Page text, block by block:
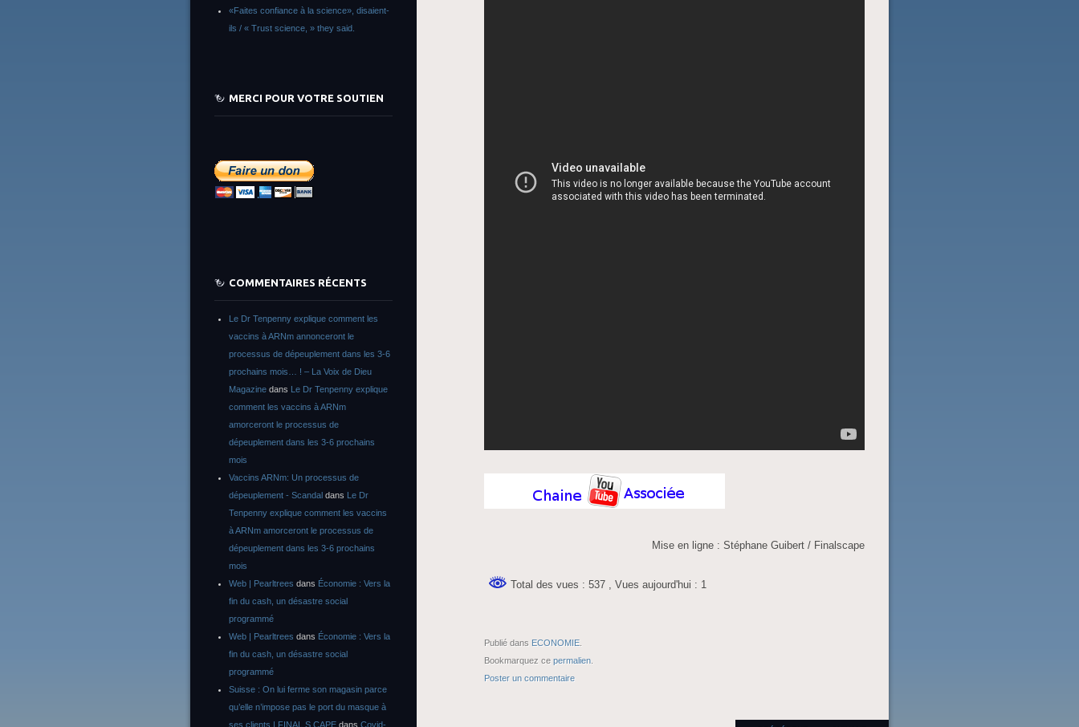
Mise en ligne : Stéphane Guibert / Finalscape
Total des vues : 537 , Vues aujourd'hui : 1
Publié dans ECONOMIE
Bookmarquez ce permalien
Poster un commentaire
«Faites confiance à la science», disaient-
ils / « Trust science, » they said.
MERCI POUR VOTRE SOUTIEN
COMMENTAIRES RÉCENTS
Le Dr Tenpenny explique comment les
vaccins à ARNm annonceront le
processus de dépeuplement dans les 3-6
prochains mois… ! – La Voix de Dieu
Magazine dans Le Dr Tenpenny explique
comment les vaccins à ARNm
amorceront le processus de
dépeuplement dans les 3-6 prochains
mois
Vaccins ARNm: Un processus de
dépeuplement - Scandal dans Le Dr
Tenpenny explique comment les vaccins
à ARNm amorceront le processus de
dépeuplement dans les 3-6 prochains
mois
Web | Pearltrees dans Économie : Vers la
fin du cash, un désastre social
programmé
Web | Pearltrees dans Économie : Vers la
fin du cash, un désastre social
programmé
Suisse : On lui ferme son magasin parce
qu’elle n’impose pas le port du masque à
ses clients | FINAL S CAPE dans Covid-